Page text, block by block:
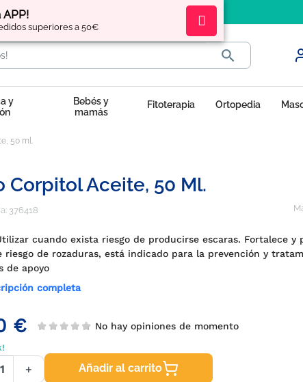
superiores a 50€
y obtén

y
Bebés y
mamás
Fitoterapia Ortopedia
50 ml.
Corpitol Aceite, 50 Ml.
376418
cuando exista riesgo de producirse escaras. Fortalece y
riesgo de rozaduras, está indicado para la prevención y
de apoyo
completa
€ No hay opiniones de momento
+ Añadir al carrito